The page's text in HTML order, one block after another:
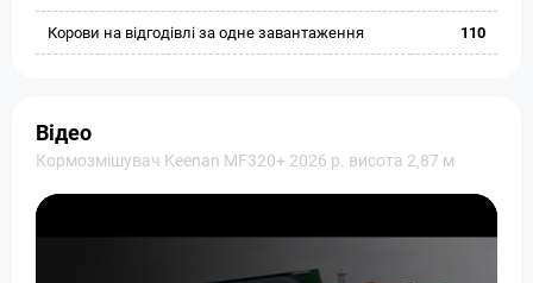
Корови на відгодівлі за одне завантаження 110
Відео
Кормозмішувач Keenan MF320+ 2026 р. висота 2,87 м